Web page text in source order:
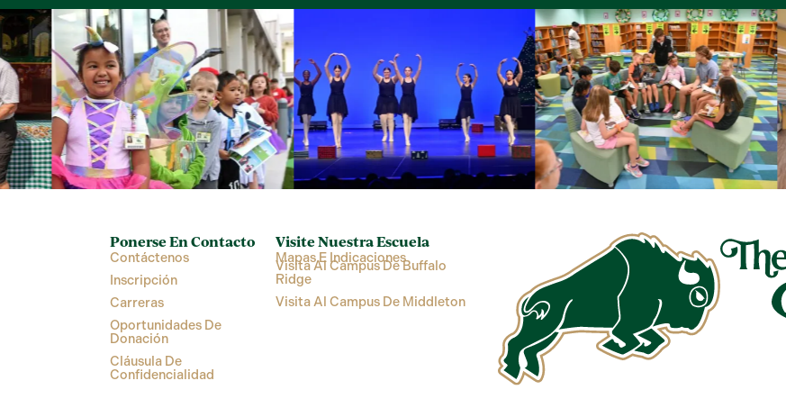
Ponerse En Contacto
Contáctenos
Inscripción
Carreras
Oportunidades De
Donación
Cláusula De
Confidencialidad
Visite Nuestra Escuela
Mapas E Indicaciones
Visita Al Campus De Buffalo
Ridge
Visita Al Campus De Middleton